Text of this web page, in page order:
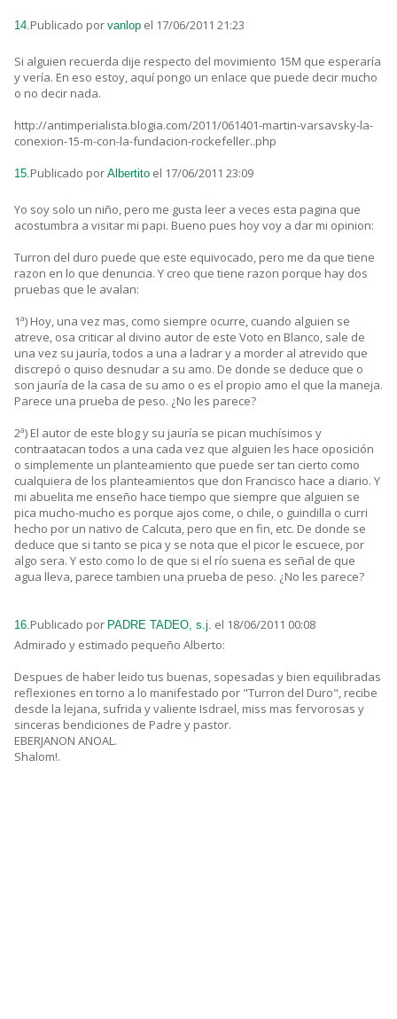
14.Publicado por vanlop el 17/06/2011 21:23
Si alguien recuerda dije respecto del movimiento 15M que esperaría
y vería. En eso estoy, aquí pongo un enlace que puede decir mucho
o no decir nada.
http://antimperialista.blogia.com/2011/061401-martin-varsavsky-la-
conexion-15-m-con-la-fundacion-rockefeller..php
15.Publicado por Albertito el 17/06/2011 23:09
Yo soy solo un niño, pero me gusta leer a veces esta pagina que
acostumbra a visitar mi papi. Bueno pues hoy voy a dar mi opinion:
Turron del duro puede que este equivocado, pero me da que tiene
razon en lo que denuncia. Y creo que tiene razon porque hay dos
pruebas que le avalan:
1ª) Hoy, una vez mas, como siempre ocurre, cuando alguien se
atreve, osa criticar al divino autor de este Voto en Blanco, sale de
una vez su jauría, todos a una a ladrar y a morder al atrevido que
discrepó o quiso desnudar a su amo. De donde se deduce que o
son jauría de la casa de su amo o es el propio amo el que la maneja.
Parece una prueba de peso. ¿No les parece?
2ª) El autor de este blog y su jauría se pican muchísimos y
contraatacan todos a una cada vez que alguien les hace oposición
o simplemente un planteamiento que puede ser tan cierto como
cualquiera de los planteamientos que don Francisco hace a diario. Y
mi abuelita me enseño hace tiempo que siempre que alguien se
pica mucho-mucho es porque ajos come, o chile, o guindilla o curri
hecho por un nativo de Calcuta, pero que en fin, etc. De donde se
deduce que si tanto se pica y se nota que el picor le escuece, por
algo sera. Y esto como lo de que si el río suena es señal de que
agua lleva, parece tambien una prueba de peso. ¿No les parece?
16.Publicado por PADRE TADEO, s.j. el 18/06/2011 00:08
Admirado y estimado pequeño Alberto:
Despues de haber leido tus buenas, sopesadas y bien equilibradas
reflexiones en torno a lo manifestado por "Turron del Duro", recibe
desde la lejana, sufrida y valiente Isdrael, miss mas fervorosas y
sinceras bendiciones de Padre y pastor.
EBERJANON ANOAL.
Shalom!.